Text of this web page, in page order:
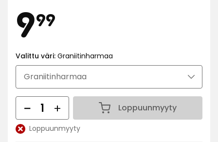
Hinta
999
€
Valittu väri: Graniitinharmaa
Määrä Loppuunmyyty
Määrä 1
KatsoLoppuunmyyty